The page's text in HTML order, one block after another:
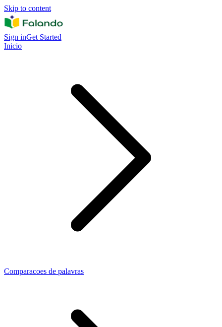
Skip to content
Sign inGet Started
Inicio
Comparacoes de palavras